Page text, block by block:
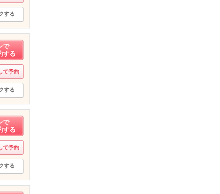
する
で
する
て予約
する
で
する
て予約
する